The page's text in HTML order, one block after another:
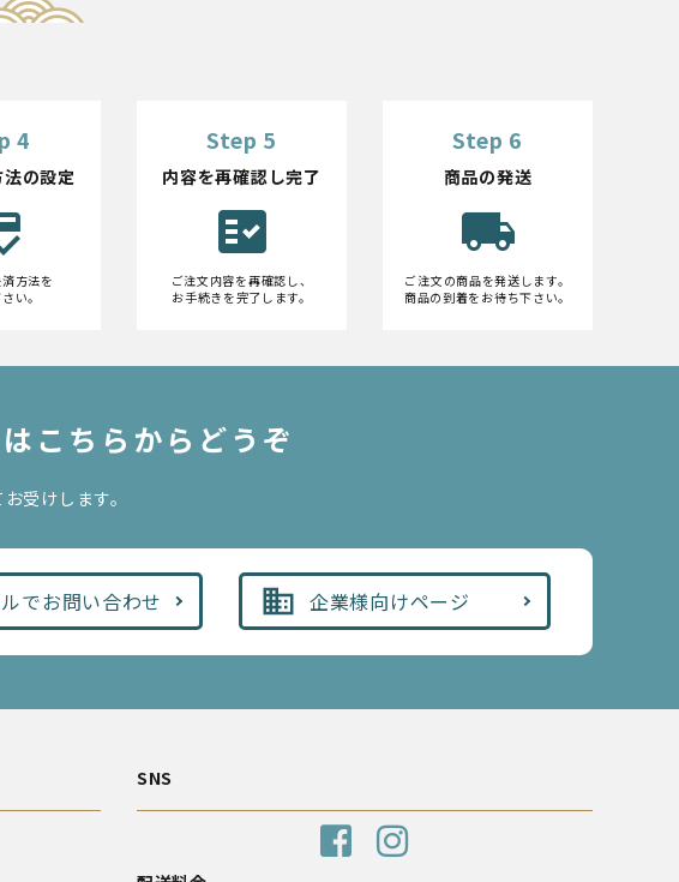
4
の設定
方法を
い。
Step 5
内容を再確認し完了
fact_check
ご注文内容を再確認し、
お手続きを完了します。
Step 6
商品の発送
local_shipping
ご注文の商品を発送します。
商品の到着をお待ち下さい。
こちらからどうぞ
受けします。
でお問い合わせ business 企業様向けページ
SNS